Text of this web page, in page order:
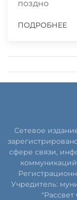
поздно
ПОДРОБНЕЕ
Сетевое
сфере связи,
коммуникаций
Учредитель:
"Рассвет